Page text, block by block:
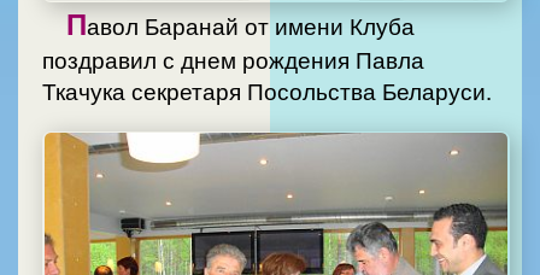
Павол Баранай от имени Клуба
поздравил с днем рождения Павла
Ткачука секретаря Посольства Беларуси.